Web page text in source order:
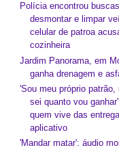
Polícia encontrou
desmontar e limpar
celular de patroa
cozinheira
Jardim Panorama, em
ganha drenagem e
'Sou meu próprio patrão,
sei quanto vou
quem vive das
aplicativo
'Mandar matar': áudio